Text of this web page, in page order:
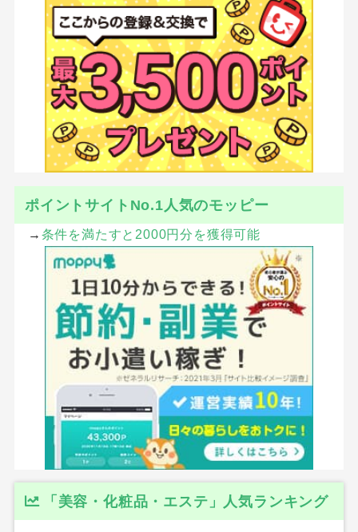
ポイントサイトNo.1人気のモッピー
→ 条件を満たすと2000円分を獲得可能
「美容・化粧品・エステ」人気ランキング